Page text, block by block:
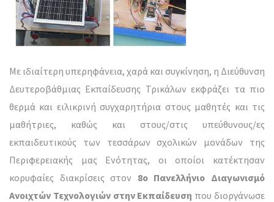
Με ιδιαίτερη υπερηφάνεια, χαρά και συγκίνηση, η Διεύθυνση
Δευτεροβάθμιας Εκπαίδευσης Τρικάλων εκφράζει τα πιο
θερμά και ειλικρινή συγχαρητήρια στους μαθητές και τις
μαθήτριες, καθώς και στους/στις υπεύθυνους/ες
εκπαιδευτικούς των τεσσάρων σχολικών μονάδων της
Περιφερειακής μας Ενότητας, οι οποίοι κατέκτησαν
κορυφαίες διακρίσεις στον 8ο Πανελλήνιο Διαγωνισμό
Ανοιχτών Τεχνολογιών στην Εκπαίδευση που διοργάνωσε